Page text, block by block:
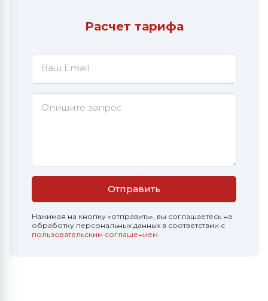
Расчет тарифа
Ваш Email
Опишите запрос
Отправить
Нажимая на кнопку «отправить», вы соглашаетесь на
обработку персональных данных в соответствии с
пользовательским соглашением